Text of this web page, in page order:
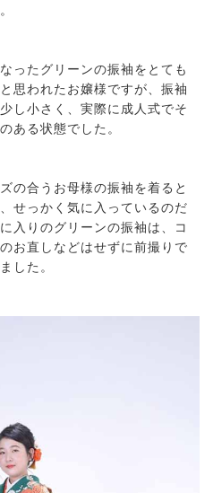
ったグリーンの振袖をとても
思われたお嬢様ですが、振袖
し小さく、実際に成人式でそ
ある状態でした。
の合うお母様の振袖を着ると
せっかく気に入っているのだ
入りのグリーンの振袖は、コ
お直しなどはせずに前撮りで
した。